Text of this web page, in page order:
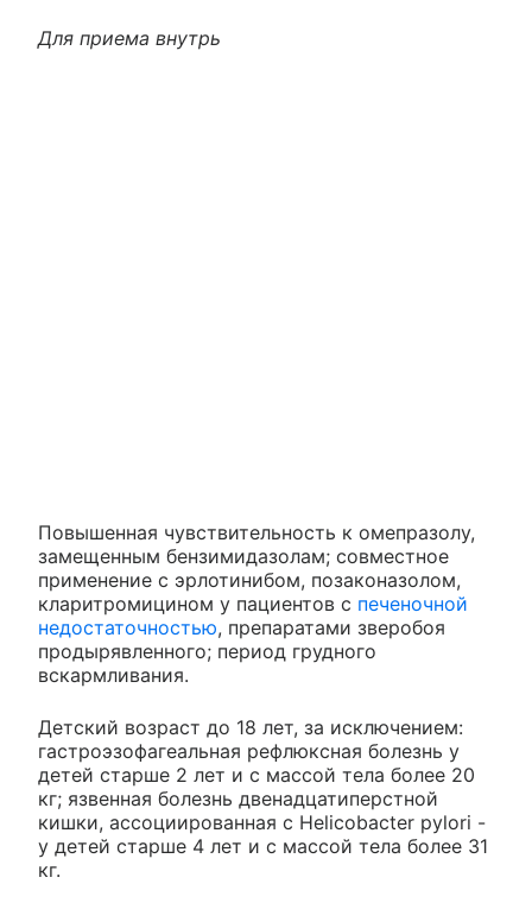
Для приема внутрь
Повышенная чувствительность к омепразолу,
замещенным бензимидазолам; совместное
применение с эрлотинибом, позаконазолом,
кларитромицином у пациентов с печеночной
недостаточностью, препаратами зверобоя
продырявленного; период грудного
вскармливания.
Детский возраст до 18 лет, за исключением:
гастроэзофагеальная рефлюксная болезнь у
детей старше 2 лет и с массой тела более 20
кг; язвенная болезнь двенадцатиперстной
кишки, ассоциированная с Helicobacter pylori -
у детей старше 4 лет и с массой тела более 31
кг.